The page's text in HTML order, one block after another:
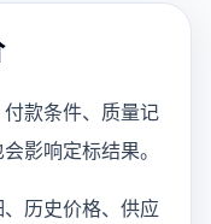
款条件、质量记
影响定标结果。
历史价格、供应